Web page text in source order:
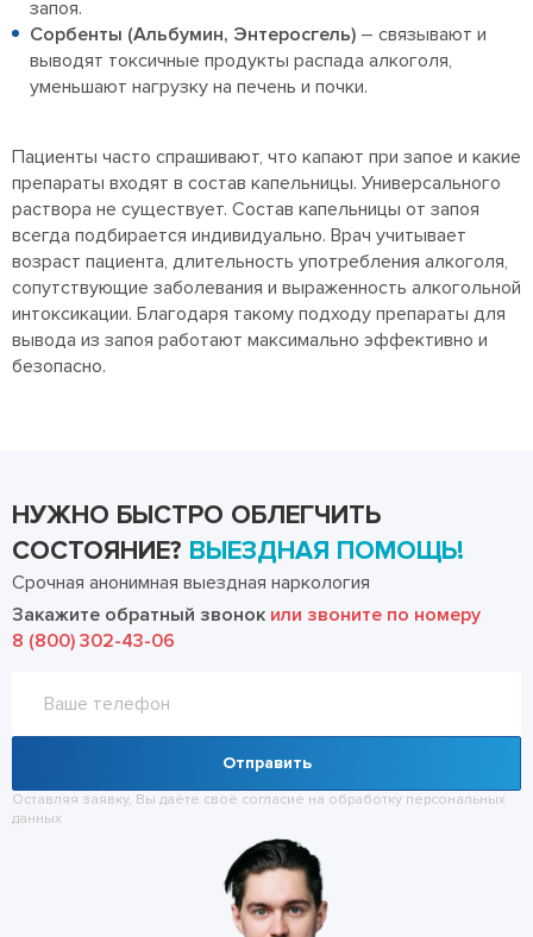
запоя.
Сорбенты (Альбумин, Энтеросгель) – связывают и
выводят токсичные продукты распада алкоголя,
уменьшают нагрузку на печень и почки.
Пациенты часто спрашивают, что капают при запое и какие
препараты входят в состав капельницы. Универсального
раствора не существует. Состав капельницы от запоя
всегда подбирается индивидуально. Врач учитывает
возраст пациента, длительность употребления алкоголя,
сопутствующие заболевания и выраженность алкогольной
интоксикации. Благодаря такому подходу препараты для
вывода из запоя работают максимально эффективно и
безопасно.
НУЖНО БЫСТРО ОБЛЕГЧИТЬ
СОСТОЯНИЕ? ВЫЕЗДНАЯ ПОМОЩЬ!
Срочная анонимная выездная наркология
Закажите обратный звонок или звоните по номеру
8 (800) 302-43-06
Отправить
Оставляя заявку, Вы даёте своё согласие на обработку персональных
данных